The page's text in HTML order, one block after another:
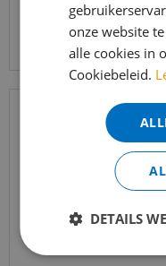
t/m 14
bereikbaar.
Bestelling
echter iets
gewend bent.
Voor vragen
onze website
alle cookies in
Cookiebeleid.
DETAILS